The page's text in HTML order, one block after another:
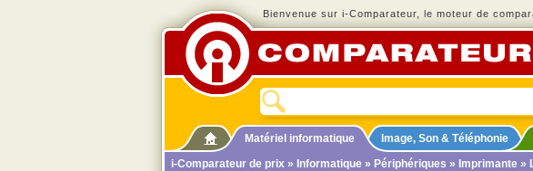
Bienvenue sur i-Comparateur, le moteur de
Matériel informatique Image, Son & Téléphonie
i-Comparateur de prix » Informatique » Périphériques » Imprimante »